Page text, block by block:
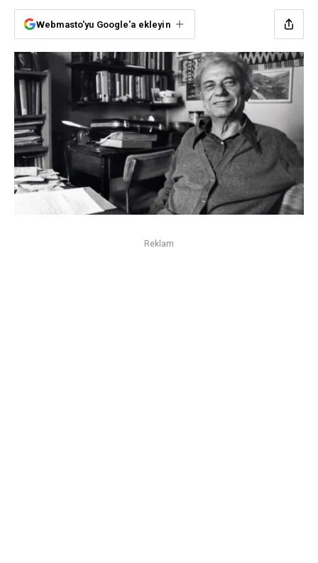
Webmasto'yu Google'a ekleyin
Reklam